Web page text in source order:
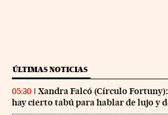
ÚLTIMAS NOTICIAS
05:30
Xandra Falcó (Círculo
hay cierto tabú para hablar de lujo y